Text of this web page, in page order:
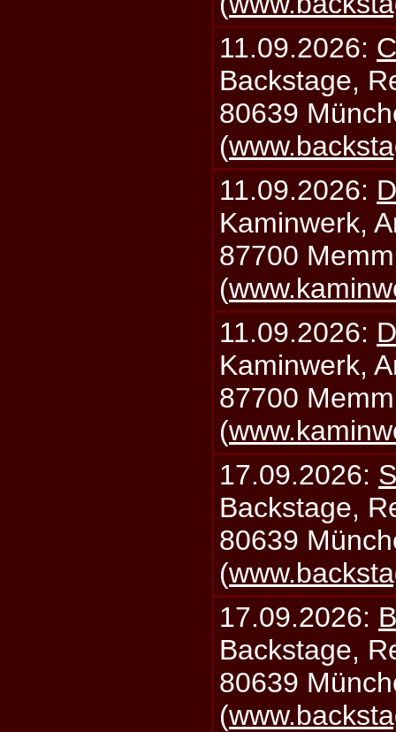
11.09.2026:
Backstage,
80639
(
11.09.2026:
Kaminwerk,
87700
(
11.09.2026:
Kaminwerk,
87700
(
17.09.2026:
Backstage,
80639
(
17.09.2026:
Backstage,
80639
(